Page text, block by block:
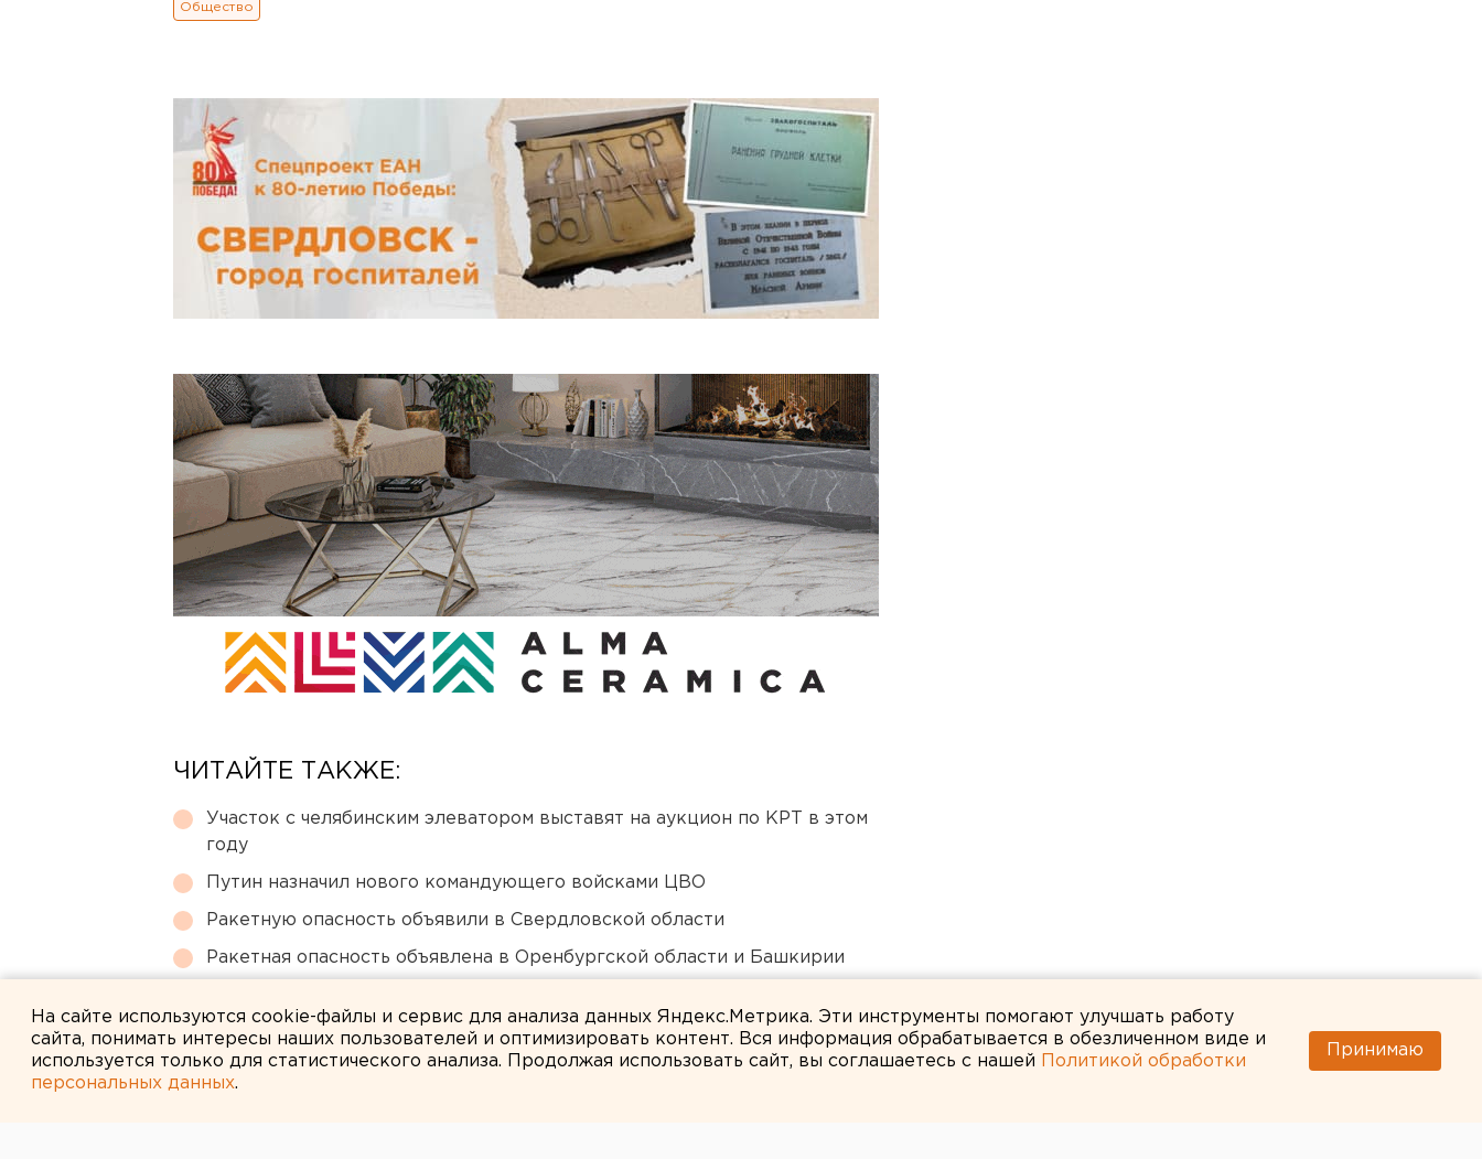
Общество
ЧИТАЙТЕ ТАКЖЕ:
Участок с челябинским элеватором выставят на аукцион по КРТ в этом
году
Путин назначил нового командующего войсками ЦВО
Ракетную опасность объявили в Свердловской области
Ракетная опасность объявлена в Оренбургской области и Башкирии
На сайте используются cookie-файлы и сервис для анализа данных Яндекс.Метрика. Эти инструменты помогают улучшать работу
сайта, понимать интересы наших пользователей и оптимизировать контент. Вся информация обрабатывается в обезличенном виде и
используется только для статистического анализа. Продолжая использовать сайт, вы соглашаетесь с нашей
Политикой обработки
персональных данных.
Принимаю